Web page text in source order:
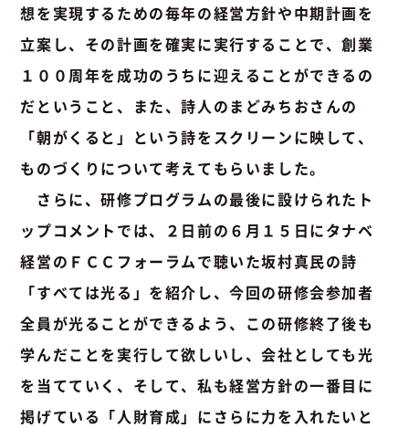
想を実現するための毎年の経営方針や中期計画を
立案し、その計画を確実に実行することで、創業
１００周年を成功のうちに迎えることができるの
だということ、また、詩人のまどみちおさんの
「朝がくると」という詩をスクリーンに映して、
ものづくりについて考えてもらいました。
さらに、研修プログラムの最後に設けられたト
ップコメントでは、２日前の６月１５日にタナベ
経営のＦＣＣフォーラムで聴いた坂村真民の詩
「すべては光る」を紹介し、今回の研修会参加者
全員が光ることができるよう、この研修終了後も
学んだことを実行して欲しいし、会社としても光
を当てていく、そして、私も経営方針の一番目に
掲げている「人財育成」にさらに力を入れたいと